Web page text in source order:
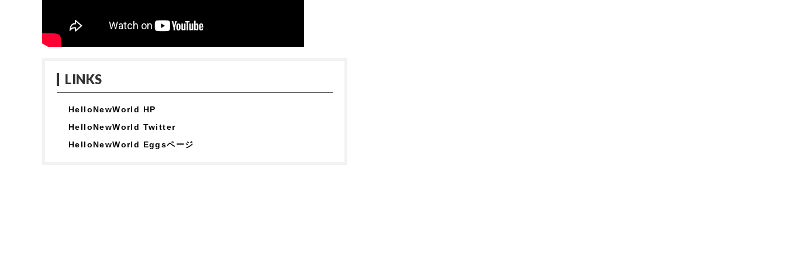
LINKS
HelloNewWorld HP
HelloNewWorld Twitter
HelloNewWorld Eggsページ